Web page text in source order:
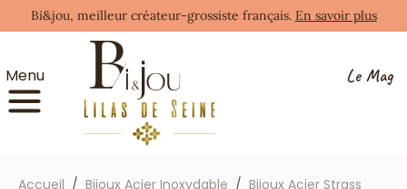
Bi&jou, meilleur créateur-grossiste français. En savoir plus
Menu Le Mag
Accueil Bijoux Acier Inoxydable
Bijoux Acier Strass